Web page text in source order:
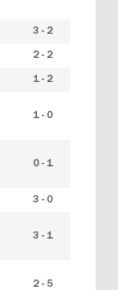
3 - 2
2 - 2
1 - 2
1 - 0
0 - 1
3 - 0
3 - 1
2 - 5